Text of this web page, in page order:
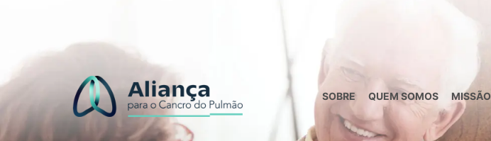
SOBRE QUEM SOMOS MISSÃO